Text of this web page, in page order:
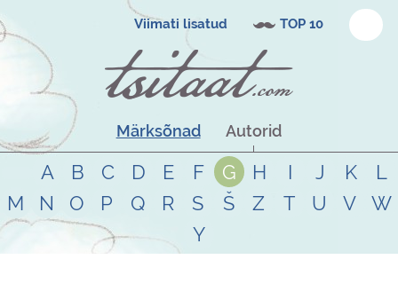
Viimati lisatud TOP 10
Märksõnad Autorid
A B C D E F G H I J K
L
M
N O P Q R S Š Z T U V
W
Y